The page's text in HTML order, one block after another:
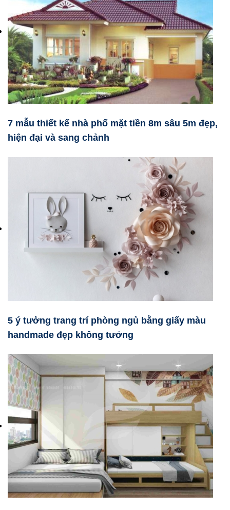
7 mẫu thiết kế nhà phố mặt tiền 8m sâu 5m đẹp,
hiện đại và sang chảnh
5 ý tưởng trang trí phòng ngủ bằng giấy màu
handmade đẹp không tưởng